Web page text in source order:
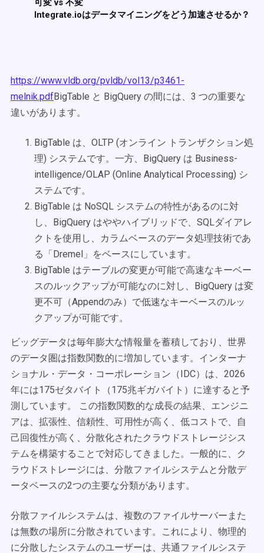
可変 vs 不変
Integrate.ioはデータマイニングをどう加速させるか？
https://www.vldb.org/pvldb/vol13/p3461-
melnik.pdfBigTable と BigQuery の間には、3 つの重要な
違いがあります。
BigTable は、OLTP (オンライン トランザクション処
理) システムです。一方、BigQuery は Business-
intelligence/OLAP (Online Analytical Processing) シ
ステムです。
BigTable は NoSQL システムの特性があるのに対
し、BigQuery はややハイブリッドで、SQLダイアレ
クトを使用し、カラムベースのデータ処理技術であ
る「Dremel」をベースにしています。
BigTable はテーブルの変更が可能で高速なキーベー
スのルックアップが可能なのに対し、BigQuery は変
更不可（Appendのみ）で低速なキーベースのルッ
クアップが可能です。
ビッグデータは毎年膨大な情報量を蓄積しており、世界
のデータ圏は指数関数的に増加しています。インターナ
ショナル・データ・コーポレーション（IDC）は、2026
年には175ゼタバイト（175兆ギガバイト）に達すると予
測しています。 この指数関数的な成長の結果、エンジニ
アは、拡張性、信頼性、可用性が高く、低コストで、自
己回復性が高く、分散化されたクラウドストレージシス
テムを構築することで対応してきました。一般的に、ク
ラウドストレージには、分散ファイルシステムと分散デ
ータベースの2つの主要な分類があります。
分散ファイルシステムは、複数のファイルサーバーまた
は無数の場所に分散されています。これにより、物理的
に分散したシステムのユーザーは、共通ファイルシステ